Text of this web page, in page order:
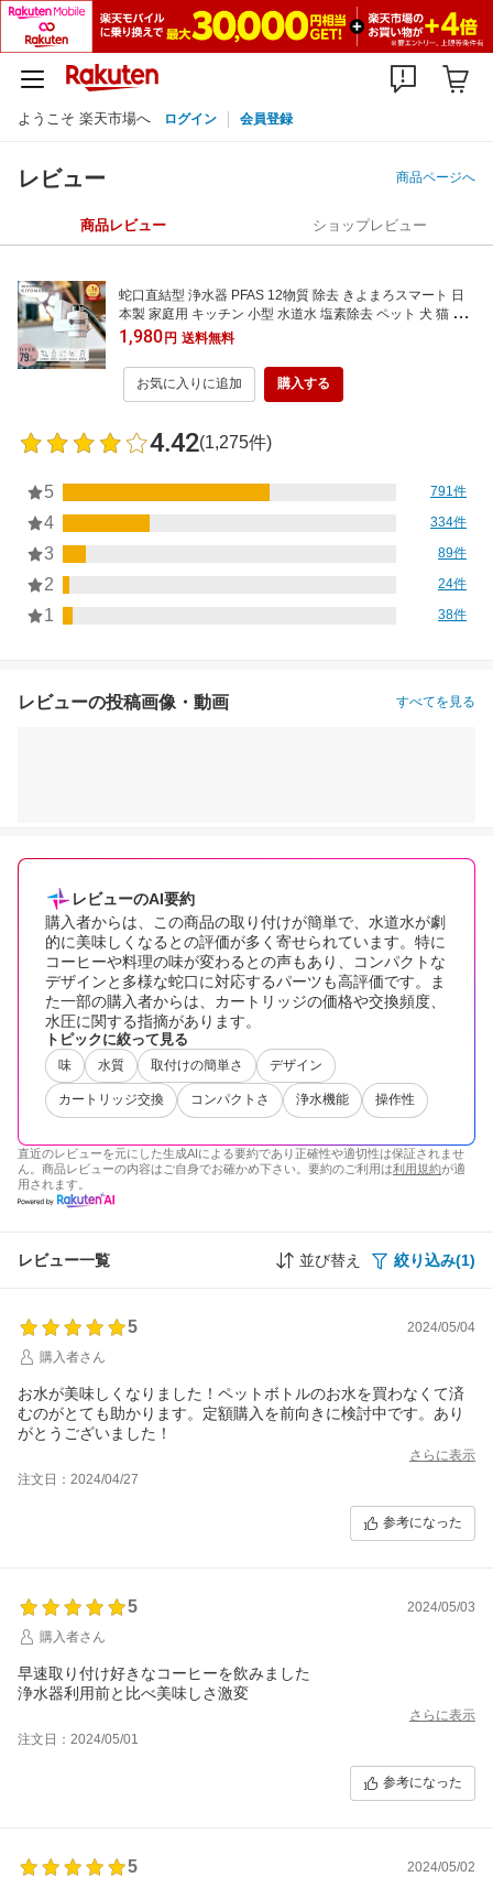
ようこそ 楽天市場へ ログイン 会員登録
レビュー 商品ページへ
商品レビュー ショップレビュー
蛇口直結型 浄水器 PFAS 12物質 除去 きよまろスマート 日
本製 家庭用 キッチン 小型 水道水 塩素除去 ペット 犬 猫 安
心 安全 飲み水 おいしい水 美味しい水 カートリッジ 1個付
飲料水 本体 節約 節水 ろ過 浄水 健康 コンパクト 蛇口 国産
おすすめ 水 2L
1,980円 送料無料
お気に入りに追加 購入する
4.42(1,275件)
5 791件
4 334件
3 89件
2 24件
1 38件
レビューの投稿画像・動画 すべてを見る
レビューのAI要約
購入者からは、この商品の取り付けが簡単で、水道水が劇
的に美味しくなるとの評価が多く寄せられています。特に
コーヒーや料理の味が変わるとの声もあり、コンパクトな
デザインと多様な蛇口に対応するパーツも高評価です。ま
た一部の購入者からは、カートリッジの価格や交換頻度、
水圧に関する指摘があります。
トピックに絞って見る
味 水質 取付けの簡単さ デザイン
カートリッジ交換 コンパクトさ 浄水機能 操作性
直近のレビューを元にした生成AIによる要約であり正確性や適切性は保証されませ
ん。商品レビューの内容はご自身でお確かめ下さい。要約のご利用は利用規約が適
用されます。
レビュー一覧 並び替え 絞り込み(1)
5
2024/05/04
購入者さん
お水が美味しくなりました！ペットボトルのお水を買わなくて済
むのがとても助かります。定額購入を前向きに検討中です。あり
がとうございました！
さらに表示
注文日：2024/04/27
参考になった
5
2024/05/03
購入者さん
早速取り付け好きなコーヒーを飲みました
浄水器利用前と比べ美味しさ激変
さらに表示
注文日：2024/05/01
参考になった
5
2024/05/02